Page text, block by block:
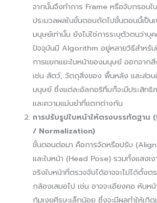
จากนั้นจึงทำการ Frame หรือจับกรอบใ
ประมวลผลในขั้นตอนถัดไปขั้นตอนนี้เป็น
มนุษย์เท่านั้น ยังไม่ใช่การระบุตัวตนว่าบุ
ปัจจุบันมี Algorithm อยู่หลายวิธีสำหรั
การแยกแยะใบหน้าของมนุษย์ ออกจาก
เช่น สัตว์, วัตถุสิ่งของ พื้นหลัง และส่ว
มนุษย์ ซึ่งแต่ละอัลกอริทึมก็จะมีประสิทธิ
และความแม่นยำที่แตกต่างกัน
การปรับรูปใบหน้าให้ตรงบรรทัดฐาน
/ Normalization)
ขั้นตอนต่อมา คือการจัดหรือปรับ
และใบหน้า (Head Pose) รวมทั้งแสงเง
จริงใบหน้าที่ตรวจจับได้อาจจะไม่ได้ตั้ง
กล้องเสมอไป เช่น อาจจะเอียงคอ หันห
ก้มเงยศีรษะเล็กน้อย ซึ่งจะมีผลทำให้เกิ